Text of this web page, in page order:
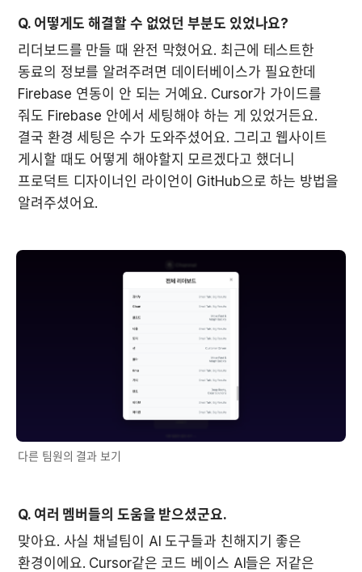
Q. 어떻게도 해결할 수 없었던 부분도 있었나요?
리더보드를 만들 때 완전 막혔어요. 최근에 테스트한
동료의 정보를 알려주려면 데이터베이스가 필요한데
Firebase 연동이 안 되는 거예요. Cursor가 가이드를
줘도 Firebase 안에서 세팅해야 하는 게 있었거든요.
결국 환경 세팅은 수가 도와주셨어요. 그리고 웹사이트
게시할 때도 어떻게 해야할지 모르겠다고 했더니
프로덕트 디자이너인 라이언이 GitHub으로 하는 방법을
알려주셨어요.
다른 팀원의 결과 보기
Q. 여러 멤버들의 도움을 받으셨군요.
맞아요. 사실 채널팀이 AI 도구들과 친해지기 좋은
환경이에요. Cursor같은 코드 베이스 AI들은 저같은